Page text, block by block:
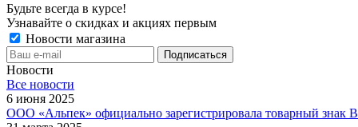
Будьте всегда в курсе!
Узнавайте о скидках и акциях первым
Новости магазина
Новости
Все новости
6 июня 2025
ООО «Альпек» официально зарегистрировала товарный знак